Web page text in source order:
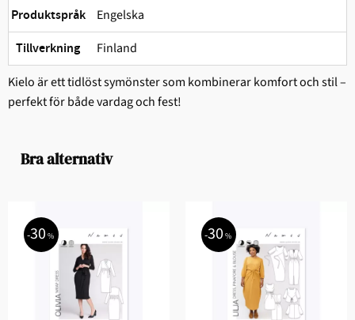
Produktspråk Engelska
Tillverkning
Finland
Kielo är ett tidlöst symönster som kombinerar komfort och stil –
perfekt för både vardag och fest!
Bra alternativ
30 % 30 %